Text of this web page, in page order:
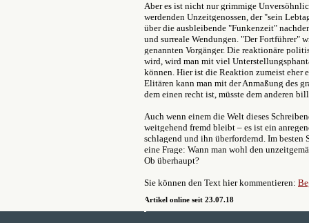
Aber es ist nicht nur grimmige
werdenden Unzeitgenossen, der "sein
über die ausbleibende "Funkenzeit"
und surreale Wendungen. "Der Fortführer"
genannten Vorgänger. Die reaktionäre
wird, wird man mit viel
können. Hier ist die Reaktion zumeist eher
Elitären kann man mit der Anmaßung des
dem einen recht ist, müsste dem anderen
Auch wenn einem die Welt dieses
weitgehend fremd bleibt – es ist ein
schlagend und ihn überfordernd. Im
eine Frage: Wann man wohl den
Ob überhaupt?
Sie können den Text hier kommentieren:
Artikel online seit 23.07.18